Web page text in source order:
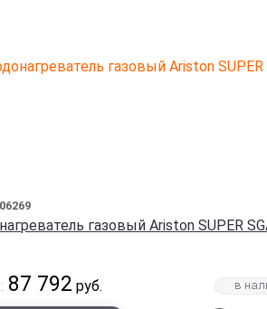
газовый Ariston SUPER
87 792 руб.